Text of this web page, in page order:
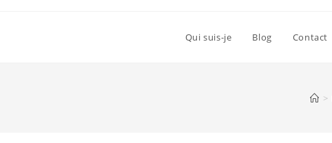
Qui suis-je Blog Contact
>